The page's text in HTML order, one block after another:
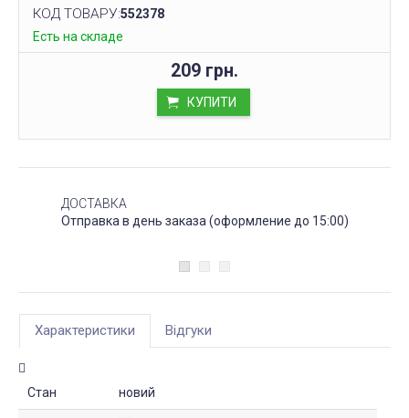
КОД ТОВАРУ:552378
Есть на складе
209 грн.
КУПИТИ
ДОСТАВКА
Отправка в день заказа (оформление до 15:00)
Характеристики Відгуки
Стан новий